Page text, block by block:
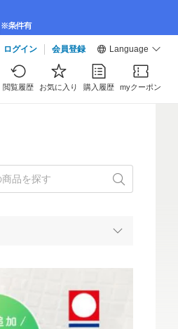
ログイン 会員登録 Language
閲覧履歴 お気に入り 購入履歴 myクーポン